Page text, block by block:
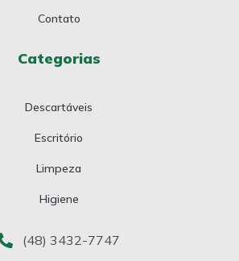
Contato
Categorias
Descartáveis
Escritório
Limpeza
Higiene
(48) 3432-7747